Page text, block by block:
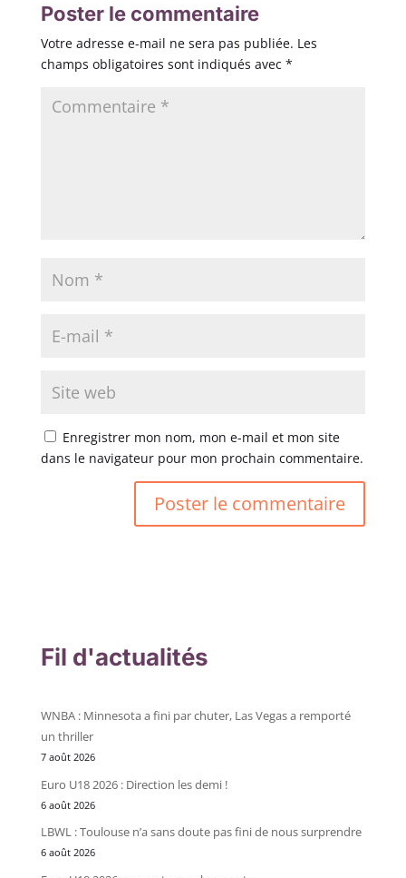
Poster le commentaire
Votre adresse e-mail ne sera pas publiée. Les
champs obligatoires sont indiqués avec *
Enregistrer mon nom, mon e-mail et mon site
dans le navigateur pour mon prochain commentaire.
Fil d'actualités
WNBA : Minnesota a fini par chuter, Las Vegas a remporté
un thriller
7 août 2026
Euro U18 2026 : Direction les demi !
6 août 2026
LBWL : Toulouse n’a sans doute pas fini de nous surprendre
6 août 2026